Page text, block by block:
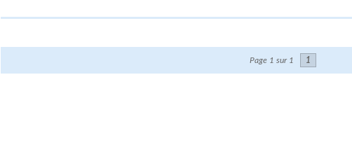
Page 1 sur 1 1